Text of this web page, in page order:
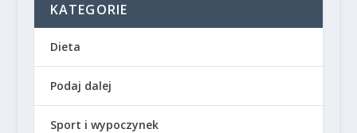
KATEGORIE
Dieta
Podaj dalej
Sport i wypoczynek